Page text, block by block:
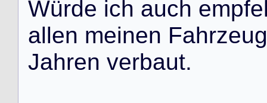
Würde ich auch empfe
allen meinen Fahrzeug
Jahren verbaut.